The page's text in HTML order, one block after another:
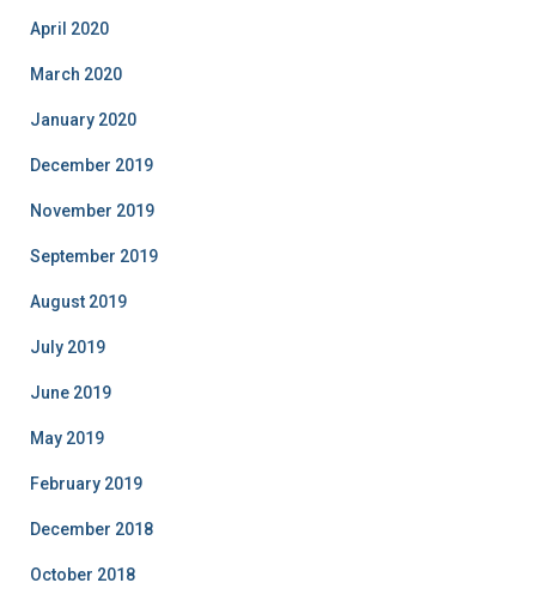
April 2020
March 2020
January 2020
December 2019
November 2019
September 2019
August 2019
July 2019
June 2019
May 2019
February 2019
December 2018
October 2018